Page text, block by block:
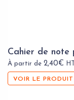
Cahier de note
À partir de 2,40€ HT
VOIR LE PRODUIT